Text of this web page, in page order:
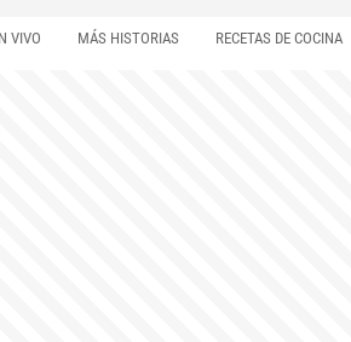
VIVO MÁS HISTORIAS RECETAS DE COCINA